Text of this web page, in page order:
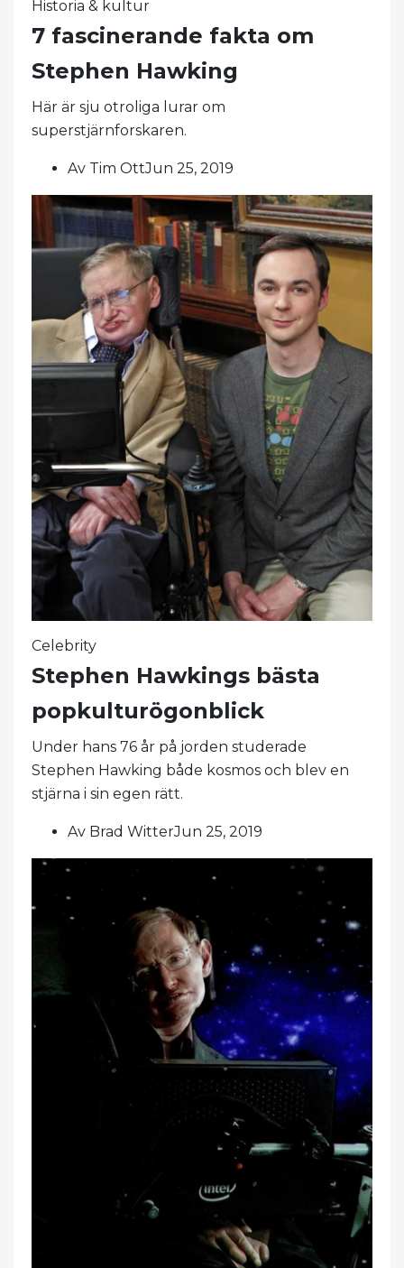
Historia & kultur
7 fascinerande fakta om
Stephen Hawking
Här är sju otroliga lurar om
superstjärnforskaren.
Av Tim OttJun 25, 2019
Celebrity
Stephen Hawkings bästa
popkulturögonblick
Under hans 76 år på jorden studerade
Stephen Hawking både kosmos och blev en
stjärna i sin egen rätt.
Av Brad WitterJun 25, 2019